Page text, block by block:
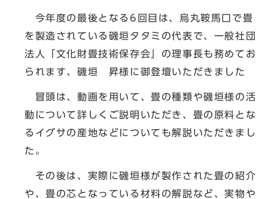
今年度の最後となる6回目は、烏丸鞍馬口で畳
を製造されている磯垣タタミの代表で、一般社団
法人「文化財畳技術保存会」の理事長も務めてお
られます、磯垣 昇様に御登壇いただきました
冒頭は、動画を用いて、畳の種類や磯垣様の活
動について詳しくご説明いただき、畳の原料とな
るイグサの産地などについても解説いただきまし
た。
その後は、実際に磯垣様が製作された畳の紹介
や、畳の芯となっている材料の解説など、実物や